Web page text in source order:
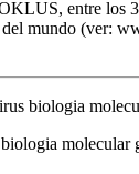
entre los
mundo (ver: